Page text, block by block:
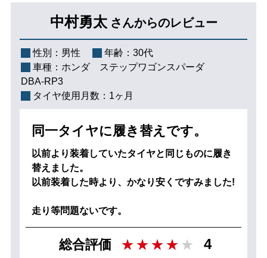
中村勇太 さんからのレビュー
性別： 男性 年齢： 30代
車種： ホンダ ステップワゴンスパーダ
DBA-RP3
タイヤ使用月数： 1ヶ月
同一タイヤに履き替えです。
以前より装着していたタイヤと同じものに履き
替えました。
以前装着した時より、かなり安くですみました!
走り等問題ないです。
総合評価 4